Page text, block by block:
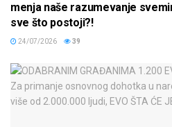
menja naše razumevanje
sve što postoji?!
24/07/2026 39